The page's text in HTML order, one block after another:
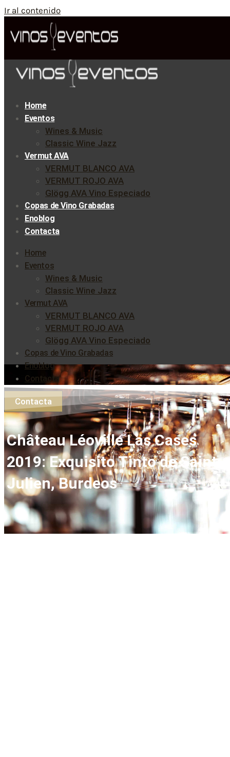
Ir al contenido
Home
Eventos
Wines & Music
Classic Wine Jazz
Vermut AVA
VERMUT BLANCO AVA
VERMUT ROJO AVA
Glögg AVA Vino Especiado
Copas de Vino Grabadas
Enoblog
Contacta
Home
Eventos
Wines & Music
Classic Wine Jazz
Vermut AVA
VERMUT BLANCO AVA
VERMUT ROJO AVA
Glögg AVA Vino Especiado
Copas de Vino Grabadas
Enoblog
Contacta
Contacta
Château Léoville Las Cases
2019: Exquisito Tinto de Saint-
Julien, Burdeos